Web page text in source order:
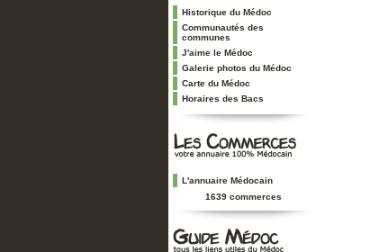
Grayan-et-l'Hôpital
Lacanau
Lamarque
Le Pian-Médoc
Le Porge
Le Temple
Le Taillan-Médoc
Lesparre-Médoc
Listrac-Médoc
Ludon-Médoc
Macau
Moulis-en-Médoc
Historique du Médoc
Communautés des
communes
J'aime le Médoc
Galerie photos du Médoc
Carte du Médoc
Horaires des Bacs
L'annuaire Médocain
1639 commerces